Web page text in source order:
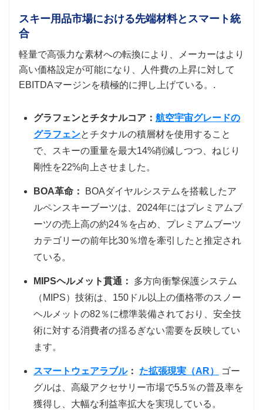
スキー用品市場における先端材料とスマート統
合
軽量で高張力な素材への転換により、メーカーはより
高い価格設定が可能になり、人件費の上昇に対して
EBITDAマージンを積極的に押し上げている。.
グラフェンとチタナルコア： 航空宇宙グレードの
グラフェンとチタナルの積層材を使用すること
で、スキーの重量を最大14%削減しつつ、ねじり
剛性を22%向上させました。
BOA革命：
BOAダイヤルシステムを搭載したア
ルペンスキーブーツは、2024年にはプレミアムブ
ーツの売上高の約24％を占め、プレミアムブーツ
カテゴリーの前年比30％増を牽引したと推定され
ている。
MIPSヘルメット貫通：
多方向衝撃保護システム
（MIPS）技術は、150ドル以上の価格帯のスノー
ヘルメットの82％に標準装備されており、安全技
術に対する消費者の揺るぎない需要を反映してい
ます。
スマートウェアラブル： た拡張現実（AR）
ゴー
グルは、高級アクセサリー市場で5.5％の普及率を
獲得し、大幅な利益率拡大を実現している。